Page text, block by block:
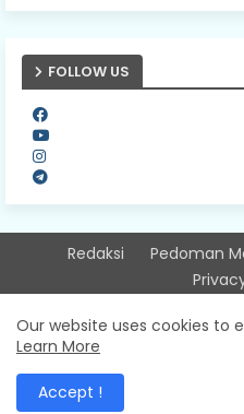
FOLLOW US
Redaksi Pedoman
Our website uses cookies to
Learn More
Accept !